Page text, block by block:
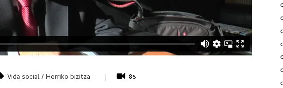
Vida social / Herriko bizitza 86